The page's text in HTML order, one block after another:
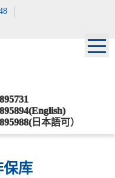
日本語可）
仓储管理
保库